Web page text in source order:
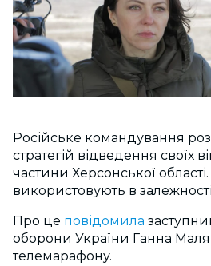
Російське командування
стратегій відведення своїх
частини Херсонської
використовують в залежності
Про це повідомила
оборони України Ганна
телемарафону.